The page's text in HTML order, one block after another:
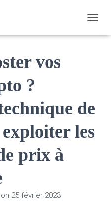
vos
?
de
les
prix à
on 25 février 2023